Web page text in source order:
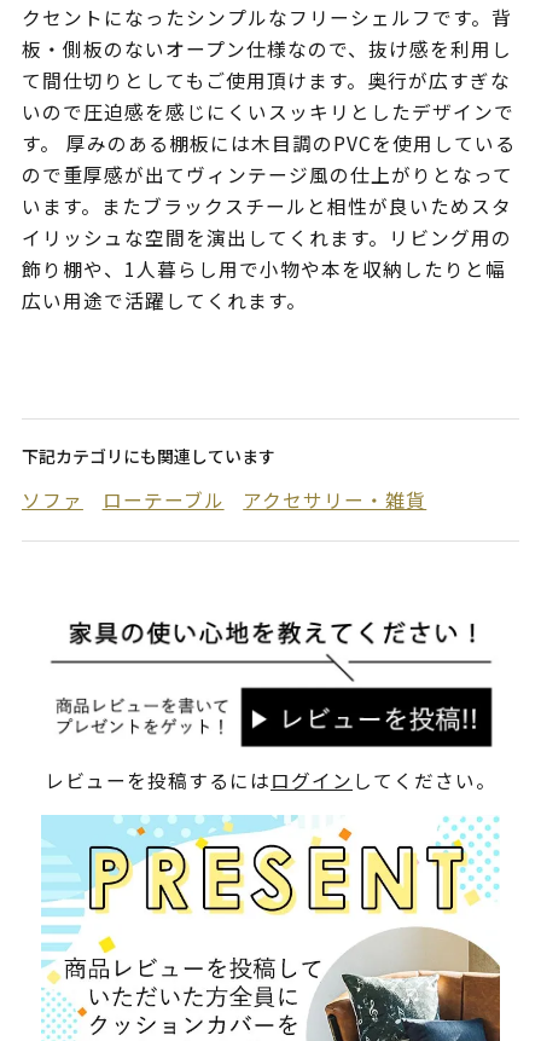
クセントになったシンプルなフリーシェルフです。背
板・側板のないオープン仕様なので、抜け感を利用し
て間仕切りとしてもご使用頂けます。奥行が広すぎな
いので圧迫感を感じにくいスッキリとしたデザインで
す。 厚みのある棚板には木目調のPVCを使用している
ので重厚感が出てヴィンテージ風の仕上がりとなって
います。またブラックスチールと相性が良いためスタ
イリッシュな空間を演出してくれます。リビング用の
飾り棚や、1人暮らし用で小物や本を収納したりと幅
広い用途で活躍してくれます。
下記カテゴリにも関連しています
ソファ ローテーブル アクセサリー・雑貨
レビューを投稿するにはログイン してください。